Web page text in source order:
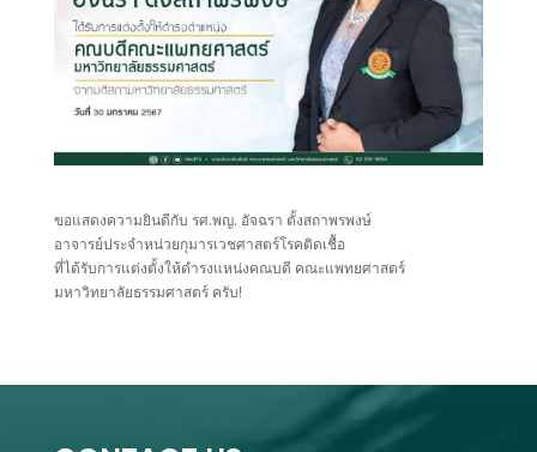
ขอแสดงความยินดีกับ รศ.พญ. อัจฉรา ตั้งสถาพรพงษ์
อาจารย์ประจำหน่วยกุมารเวชศาสตร์โรคติดเชื้อ
ที่ได้รับการแต่งตั้งให้ดำรงแหน่งคณบดี คณะแพทยศาสตร์
มหาวิทยาลัยธรรมศาสตร์ ครับ!